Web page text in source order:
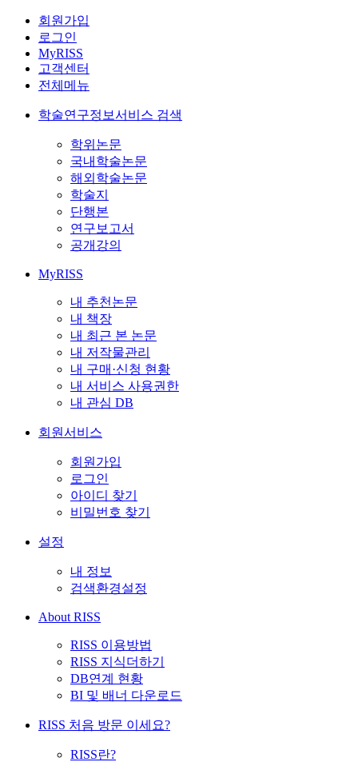
회원가입
로그인
MyRISS
고객센터
전체메뉴
학술연구정보서비스 검색
학위논문
국내학술논문
해외학술논문
학술지
단행본
연구보고서
공개강의
MyRISS
내 추천논문
내 책장
내 최근 본 논문
내 저작물관리
내 구매·신청 현황
내 서비스 사용권한
내 관심 DB
회원서비스
회원가입
로그인
아이디 찾기
비밀번호 찾기
설정
내 정보
검색환경설정
About RISS
RISS 이용방법
RISS 지식더하기
DB연계 현황
BI 및 배너 다운로드
RISS 처음 방문 이세요?
RISS란?